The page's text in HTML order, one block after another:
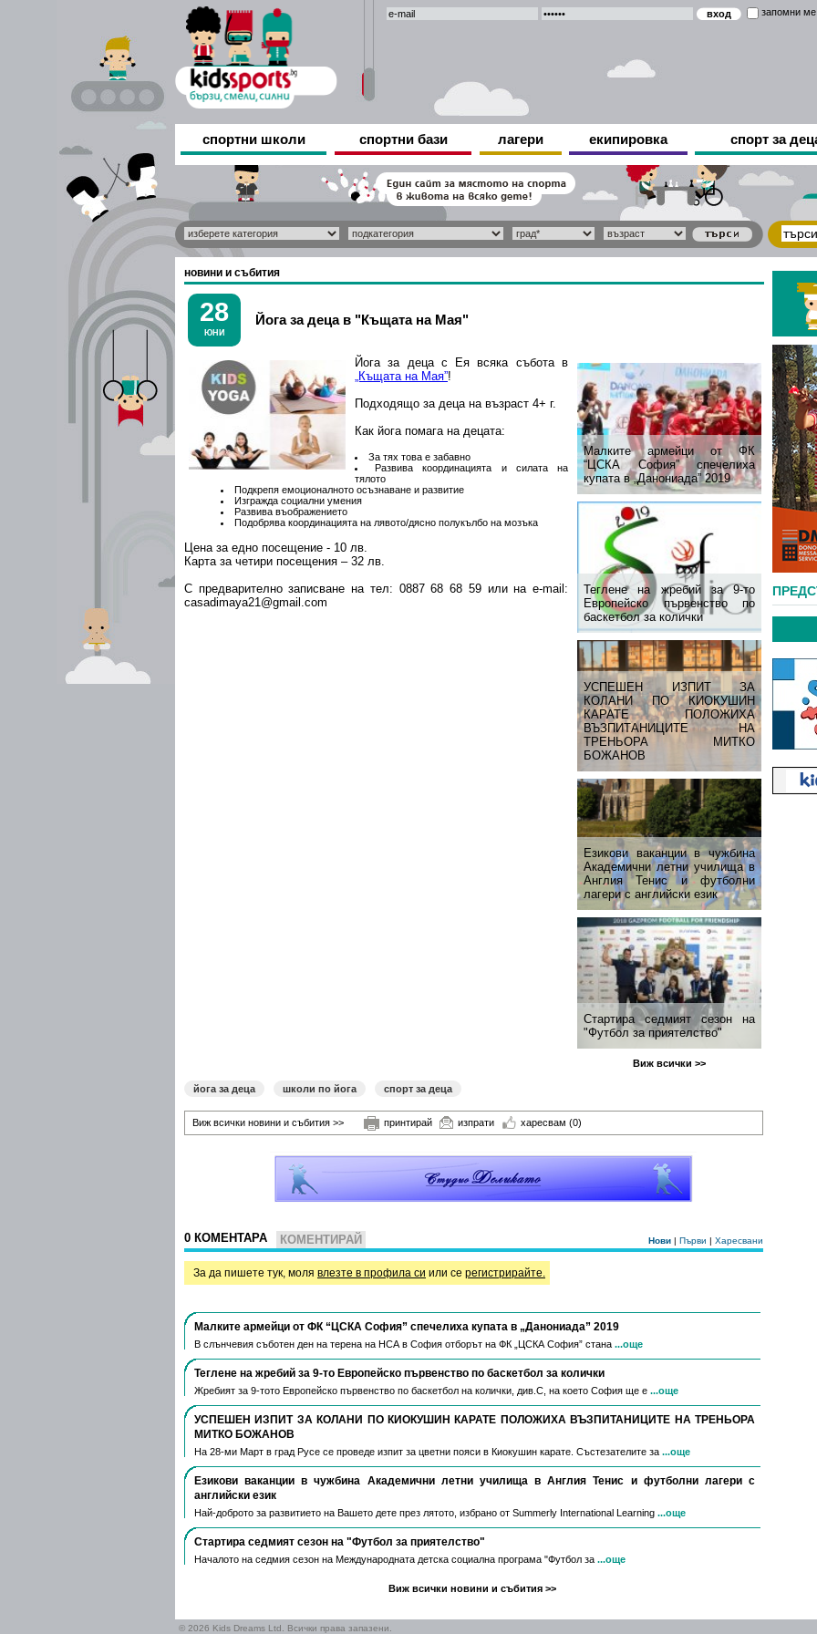
запомни ме
спортни школи спортни бази лагери екипировка спорт за
новини и събития
28
ЮНИ
Йога за деца в "Къщата на Мая"
Малките армейци от ФК
“ЦСКА София” спечелиха
купата в „Данониада” 2019
Теглене на жребий за 9-то
Европейско първенство по
баскетбол за колички
УСПЕШЕН ИЗПИТ ЗА
КОЛАНИ ПО КИОКУШИН
КАРАТЕ ПОЛОЖИХА
ВЪЗПИТАНИЦИТЕ НА
ТРЕНЬОРА МИТКО
БОЖАНОВ
Езикови ваканции​ в чужбина
Академични летни училища в
Англия Тенис и футболни
лагери с английски език
Стартира седмият сезон на
"Футбол за приятелство"
Виж всички >>
Йога за деца с Ея всяка събота в
„Къщата на Мая”!
Подходящо за деца на възраст 4+ г.
Как йога помага на децата:
За тях това е забавно
Развива координацията и силата на
тялото
Подкрепя емоционалното осъзнаване и развитие
Изгражда социални умения
Развива въображението
Подобрява координацията на лявото/дясно полукълбо на мозъка
Цена за едно посещение - 10 лв.
Карта за четири посещения – 32 лв.
С предварително записване на тел: 0887 68 68 59 или на e-mail:
casadimaya21@gmail.com
йога за деца школи по йога спорт за деца
Виж всички новини и събития >> принтирай изпрати харесвам (0)
0 КОМЕНТАРА КОМЕНТИРАЙ Нови | Първи | Харесвани
За да пишете тук, моля влезте в профила си или се регистрирайте.
Малките армейци от ФК “ЦСКА София” спечелиха купата в „Данониада” 2019
В слънчевия съботен ден на терена на НСА в София отборът на ФК „ЦСКА София” стана ...още
Теглене на жребий за 9-то Европейско първенство по баскетбол за колички
Жребият за 9-тото Европейско първенство по баскетбол на колички, див.С, на което София ще е ...още
УСПЕШЕН ИЗПИТ ЗА КОЛАНИ ПО КИОКУШИН КАРАТЕ ПОЛОЖИХА ВЪЗПИТАНИЦИТЕ НА ТРЕНЬОРА
МИТКО БОЖАНОВ
На 28-ми Март в град Русе се проведе изпит за цветни пояси в Киокушин карате. Състезателите за ...още
Езикови ваканции​ в чужбина Академични летни училища в Англия Тенис и футболни лагери с
английски език
Най-доброто за развитието на Вашето дете през лятото, избрано от Summerly International Learning ...още
Стартира седмият сезон на "Футбол за приятелство"
Началото на седмия сезон на Международната детска социална програма "Футбол за ...още
Виж всички новини и събития >>
© 2026 Kids Dreams Ltd. Всички права запазени.